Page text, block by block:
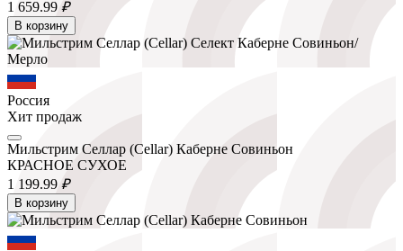
1 659.99 ₽
В корзину
Россия
Хит продаж
Мильстрим Селлар (Cellar) Каберне Совиньон
КРАСНОЕ СУХОЕ
1 199.99 ₽
В корзину